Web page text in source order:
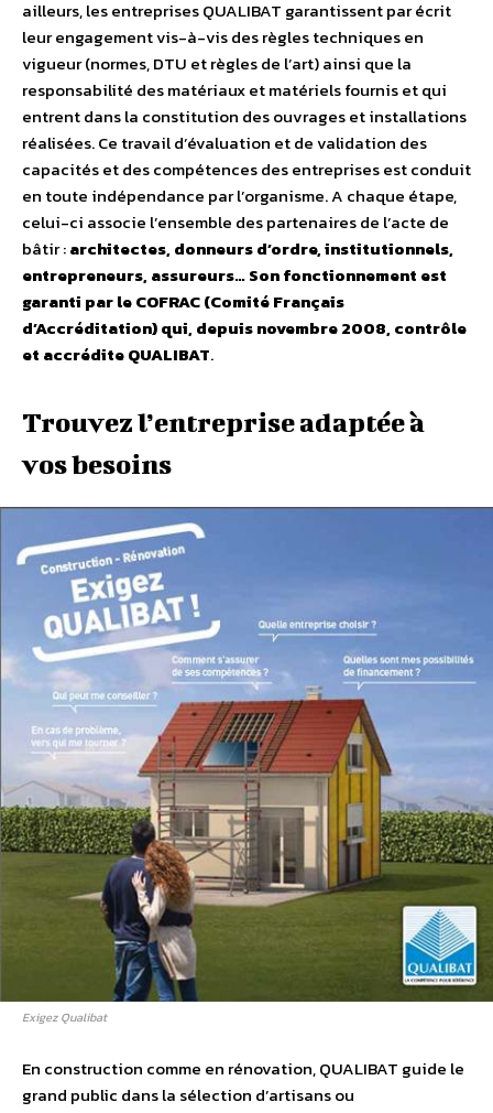
ailleurs, les entreprises QUALIBAT garantissent par écrit
leur engagement vis-à-vis des règles techniques en
vigueur (normes, DTU et règles de l’art) ainsi que la
responsabilité des matériaux et matériels fournis et qui
entrent dans la constitution des ouvrages et installations
réalisées. Ce travail d’évaluation et de validation des
capacités et des compétences des entreprises est conduit
en toute indépendance par l’organisme. A chaque étape,
celui-ci associe l’ensemble des partenaires de l’acte de
bâtir :architectes, donneurs d’ordre, institutionnels,
entrepreneurs, assureurs… Son fonctionnement est
garanti par le COFRAC (Comité Français
d’Accréditation) qui, depuis novembre 2008, contrôle
et accrédite QUALIBAT.
Trouvez l’entreprise adaptée à
vos besoins
Exigez Qualibat
En construction comme en rénovation, QUALIBAT guide le
grand public dans la sélection d’artisans ou